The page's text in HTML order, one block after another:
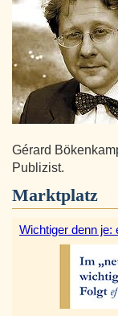
Gérard
Publizist.
Marktplatz
Wichtiger denn je: